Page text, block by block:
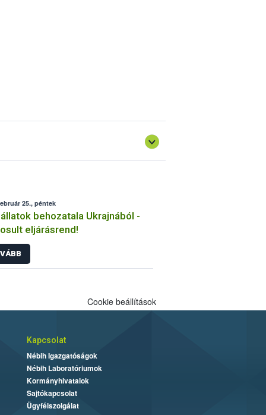
25., péntek
behozatala Ukrajnából -
eljárásrend!
Cookie beállítások
Kapcsolat
Nébih Igazgatóságok
Nébih Laboratóriumok
Kormányhivatalok
Sajtókapcsolat
Ügyfélszolgálat